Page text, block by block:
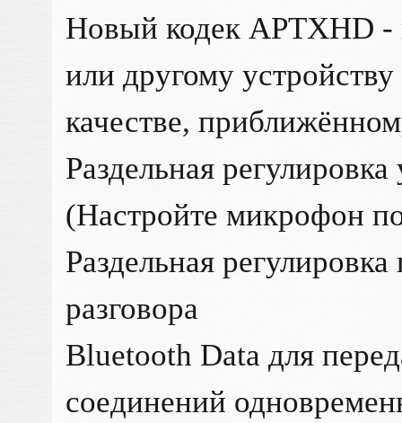
Новый кодек APTXHD -
или другому
качестве,
Раздельная
(Настройте микрофон
Раздельная
разговора
Bluetooth Data для
соединений